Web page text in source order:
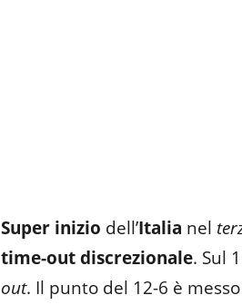
Super inizio dell’Italia nel
time-out discrezionale. Sul
out. Il punto del 12-6 è